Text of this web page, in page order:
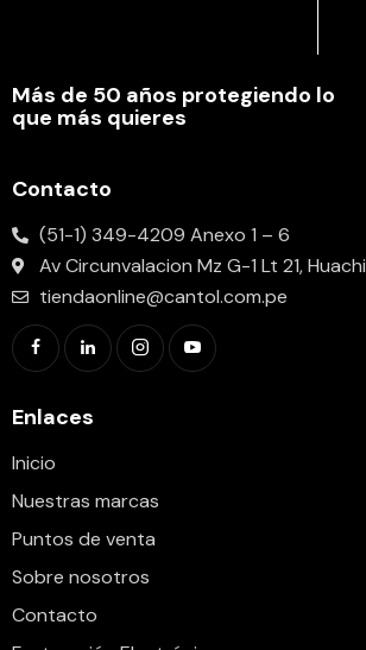
Más de 50 años protegiendo lo
que más quieres
Contacto
(51-1) 349-4209 Anexo 1 – 6
Av Circunvalacion Mz G-1 Lt 21,
tiendaonline@cantol.com.pe
Enlaces
Inicio
Nuestras marcas
Puntos de venta
Sobre nosotros
Contacto